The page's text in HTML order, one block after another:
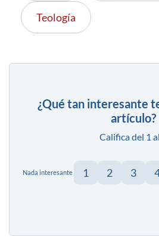
Teología
¿Qué tan interesante
artículo?
Califica del 1
Nada interesante 1 2 3